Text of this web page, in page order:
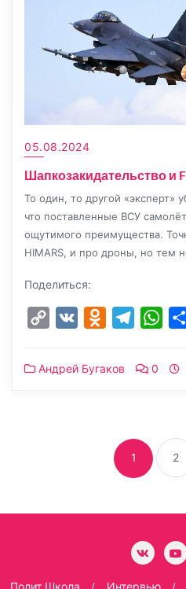
05.08.2024
Шапкозакидательство и
То один, то другой «эксперт»
что поставленные ВСУ
ощутимого преимущества.
HIMARS, и про дроны, но тем
Поделиться:
Copy
VK Odnoklassniki
Telegram
Андрей Бугаков 0
1 2
Полит Школа Интервью